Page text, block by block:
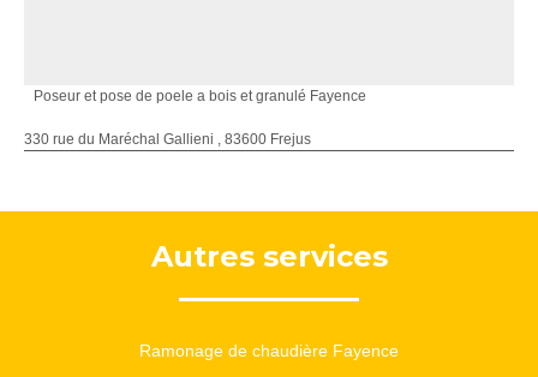
Poseur et pose de poele a bois et granulé Fayence
330 rue du Maréchal Gallieni , 83600 Frejus
Autres services
Ramonage de chaudière Fayence